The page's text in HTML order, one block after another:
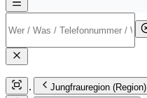
Jungfrauregion (Region)